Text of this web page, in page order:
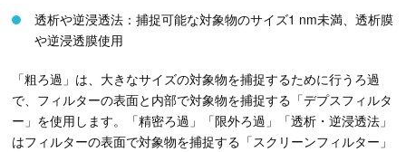
透析や逆浸透法：捕捉可能な対象物のサイズ1 nm未満、透析膜
や逆浸透膜使用
「粗ろ過」は、大きなサイズの対象物を捕捉するために行うろ過
で、フィルターの表面と内部で対象物を捕捉する「デプスフィルタ
ー」を使用します。「精密ろ過」「限外ろ過」「透析・逆浸透法」
はフィルターの表面で対象物を捕捉する「スクリーンフィルター」